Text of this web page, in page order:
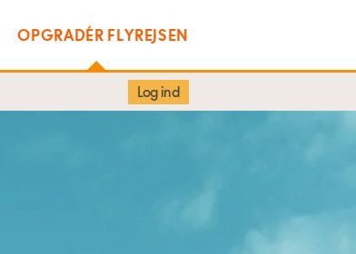
OPGRADÉR FLYREJSEN
Log ind